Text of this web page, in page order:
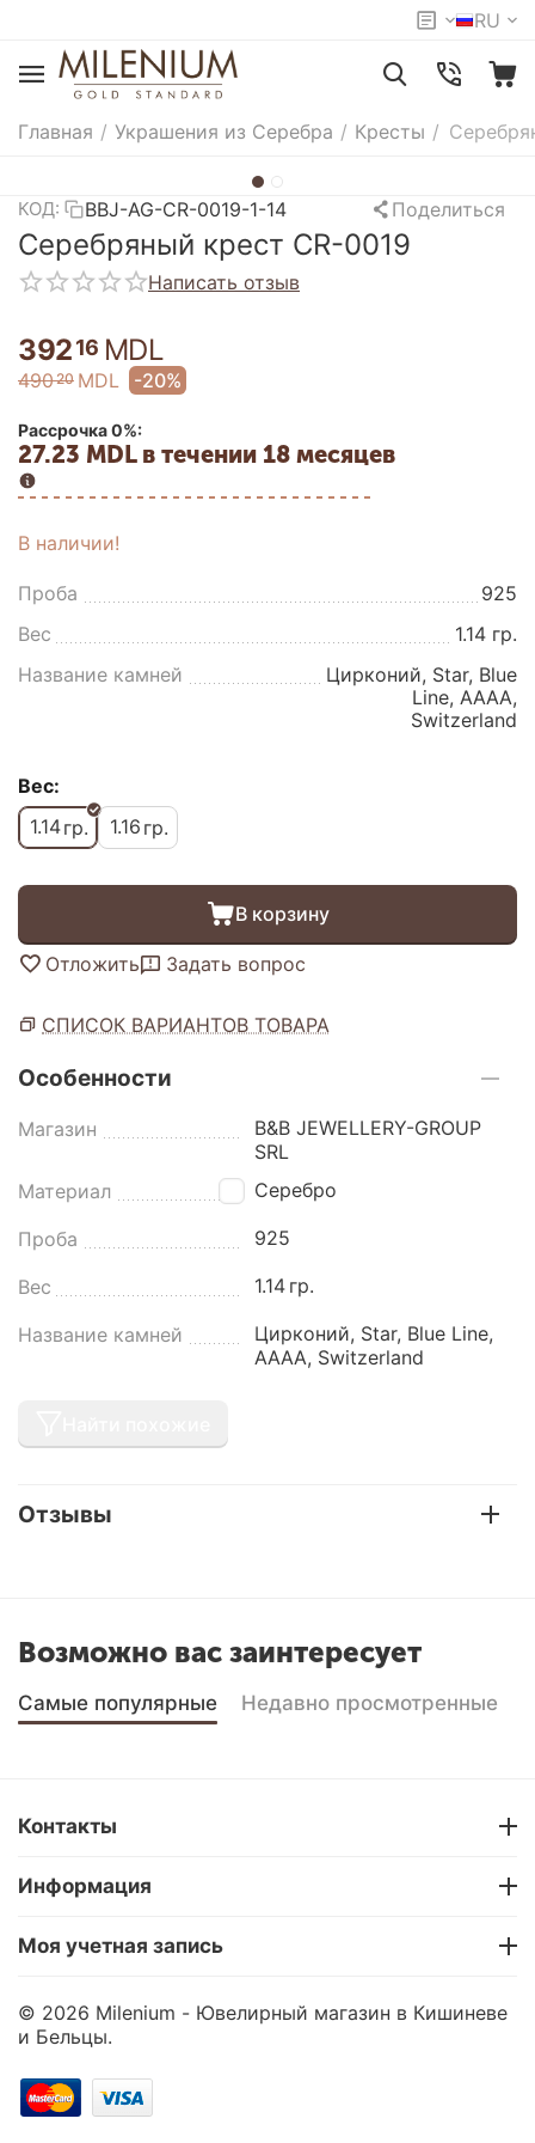
RU
Главная / Украшения из Серебра / Кресты /
КОД: BBJ-AG-CR-0019-1-14 Поделиться
Серебряный крест CR-0019
Написать отзыв
39216 MDL
49020 MDL -20%
Рассрочка 0%:
27.23 MDL в течении 18 месяцев
В наличии!
Проба
925
Вес
1.14 гр.
Название камней
Цирконий, Star, Blue
Line, AAAA,
Switzerland
Вес:
1.14гр. 1.16 гр.
В корзину
Отложить Задать вопрос
СПИСОК ВАРИАНТОВ ТОВАРА
Особенности
Магазин
B&B JEWELLERY-GROUP
SRL
Материал
Серебро
Проба 925
Вес 1.14 гр.
Название камней
Цирконий, Star, Blue Line,
AAAA, Switzerland
Отзывы
Возможно вас заинтересует
Самые популярные Недавно просмотренные
Контакты
Информация
Моя учетная запись
© 2026 Milenium - Ювелирный магазин в Кишиневе
и Бельцы.